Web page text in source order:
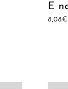
E
8,08€